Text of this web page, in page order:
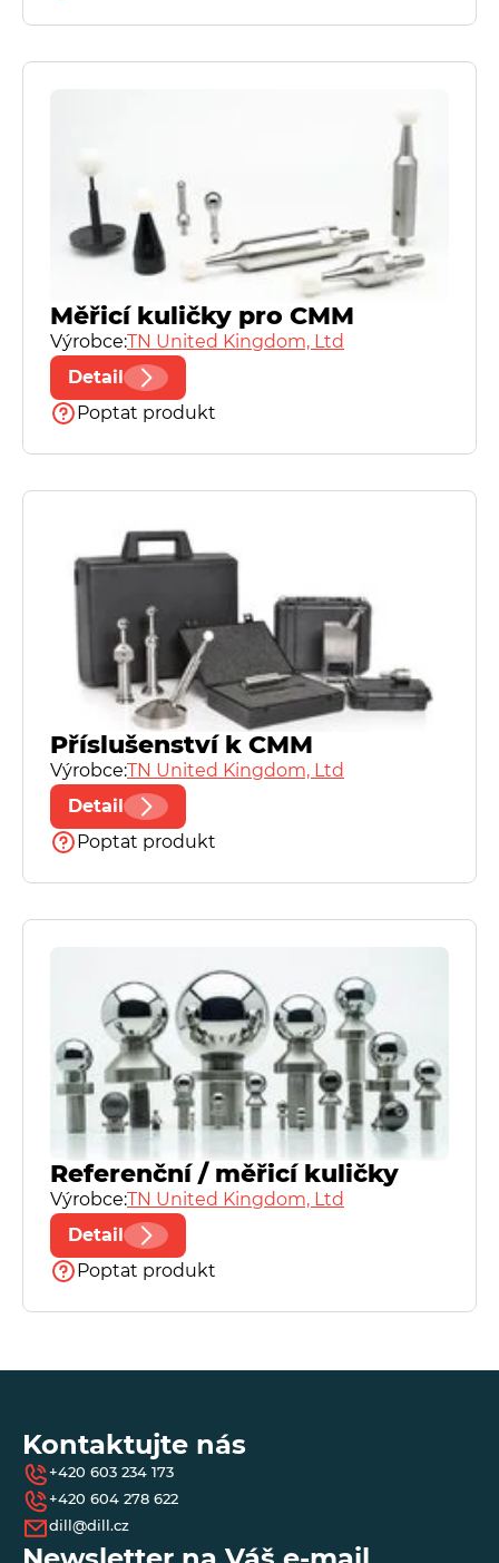
PhoenixTM
Spreitzer
TN United Kingdom, Ltd
Měřicí kuličky pro CMM
Výrobce:TN United Kingdom, Ltd
Detail
Poptat produkt
Příslušenství k CMM
Výrobce:TN United Kingdom, Ltd
Detail
Poptat produkt
Referenční / měřicí kuličky
Výrobce:TN United Kingdom, Ltd
Detail
Poptat produkt
Kontaktujte nás
+420 603 234 173
+420 604 278 622
dill@dill.cz